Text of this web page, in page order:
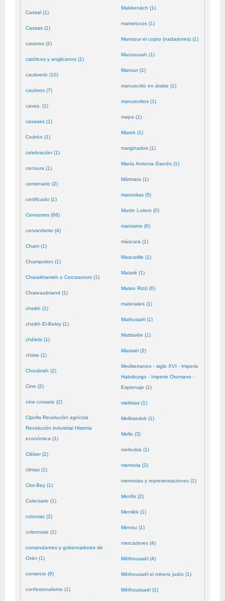
Cassal (1)
Cassas (1)
catarros (2)
católicos y anglicanos (1)
cautiverio (10)
cautivos (7)
cavas. (1)
cavases (1)
Cedrón (1)
celebración (1)
censura (1)
centenario (2)
certificado (1)
Cervantes (68)
cervantismo (4)
Cham (1)
Champolion (1)
Charakhanieh o Cercasorum (1)
Chateaubriand (1)
cheikh (1)
cheikh El-Bekry (1)
chélebi (1)
chiste (1)
Choubrah (2)
Cine (2)
cine corsario (2)
Cipolla Revolución agrícola
Revolución industrial Historia
económica (1)
Cléber (2)
climas (1)
Clot-Bey (1)
Colectario (1)
colonias (2)
colonnate (1)
comandantes y gobernadores de
Orán (1)
comercio (9)
confesionalismo (1)
Makbenách (1)
mamelucos (1)
Mansour el copto (nadadores) (1)
Mansourah (1)
Mansur (1)
manuscrito en árabe (1)
manuscritos (1)
mapa (1)
Mareb (1)
marginados (1)
María Antonia Garcés (1)
Mármara (1)
maronitas (5)
Martin Lutero (0)
marxismo (0)
máscara (1)
Mascarille (1)
Mataré (1)
Mateo Rizzi (0)
materiales (1)
Mathusaël (1)
Matttarée (1)
Maviaël (2)
Mediterraneo - siglo XVI - Imperio
Habsburgo - Imperio Otomano -
Espionaje (1)
mekkias (1)
Melkisedek (1)
Mello (3)
meloukia (1)
memoria (2)
memorias y representaciones (1)
Menfis (2)
Menilék (1)
Menou (1)
mercaderes (4)
Méthousaël (4)
Méthousaël el minero judío (1)
Méthoussaël (1)